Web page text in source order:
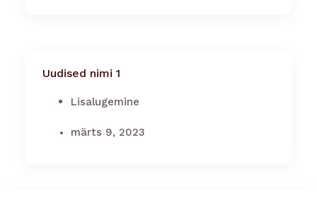
Uudised nimi 1
Lisalugemine
märts 9, 2023